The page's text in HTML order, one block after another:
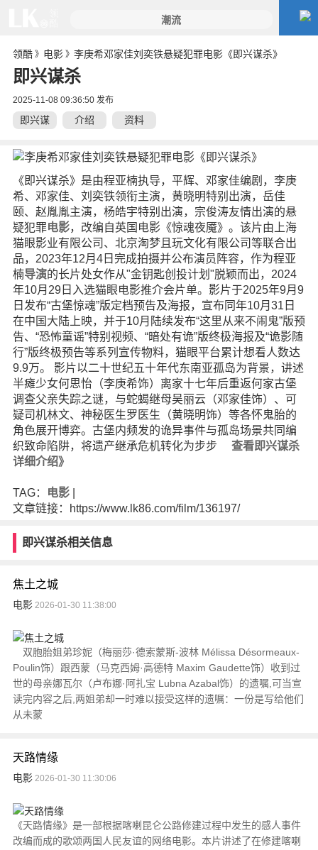
领酷》 电影》 李庚希邓家佳刘奕铁悬疑犯罪电影《即兴谋杀》
即兴谋杀
2025-11-08 09:36:50 发布
即兴谋
介绍 资料
《即兴谋杀》是由程亚楠执导，平辉、邓家佳编剧，李庚
希、邓家佳、刘奕铁领衔主演，黄晓明特别出演，岳佳
颐、赵胤胤主演，杨皓宇特别出演，宗俊涛友情出演的悬
疑犯罪电影，改编自英国电影《惊魂夜魇》。该片由上海
猫眼影业有限公司、北京淘梦且玩文化有限公司等联合出
品，2023年12月4日完成拍摄并公布演员阵容，作为程亚
楠导演的长片处女作从"金钥匙创投计划"脱颖而出，2024
年10月29日入选猫眼电影推介会片单。影片于2025年9月9
日发布“古堡惊魂”版定档预告及海报，宣布同年10月31日
在中国大陆上映，并于10月陆续发布“这里从来不闹鬼”版预
告、“恐怖童谣”特别视频、“暗处有诡”版终极海报及“诡影随
行”版终极预告等系列宣传物料，猫眼平台累计想看人数达
9.9万。 影片以二十世纪五十年代东南亚孤岛为背景，讲述
半瘫少女何思怡（李庚希饰）离家十七年后重返何家古堡
调查父亲失踪之谜，与蛇蝎继母吴丽云（邓家佳饰）、可
疑司机林文、神秘医生罗医生（黄晓明饰）等各怀鬼胎的
角色展开博弈。古堡内频发的诡异事件与孤岛场景共同编
织致命陷阱，将遗产继承危机转化为步步 查看即兴谋杀
详细介绍》
TAG： 电影|
文章链接：https://www.lk86.com/film/136197/
即兴谋杀相关信息
焦土之城
电影2026-01-30 11:38:00
双胞胎姐弟珍妮（梅丽莎·德索蒙斯-波林 Mélissa Désormeaux-
Poulin饰）跟西蒙（马克西姆·高德特 Maxim Gaudette饰）收到过
世的母亲娜瓦尔（卢布娜·阿扎宝 Lubna Azabal饰）的遗嘱,可当宣
读完内容之后,两姐弟却一时难以接受这样的遗嘱：一份是写给他们
从未蒙
天路情缘
电影2026-01-30 11:30:06
《天路情缘》是一部根据喀喇昆仑公路修建过程中发生的感人事件
改编而成的歌颂两国人民友谊的网络电影。本片讲述了在修建喀喇